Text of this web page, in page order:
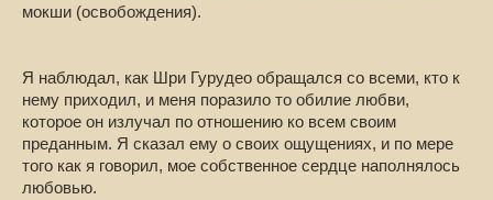
мокши (освобождения).
Я наблюдал, как Шри Гурудео обращался со всеми, кто к
нему приходил, и меня поразило то обилие любви,
которое он излучал по отношению ко всем своим
преданным. Я сказал ему о своих ощущениях, и по мере
того как я говорил, мое собственное сердце наполнялось
любовью.